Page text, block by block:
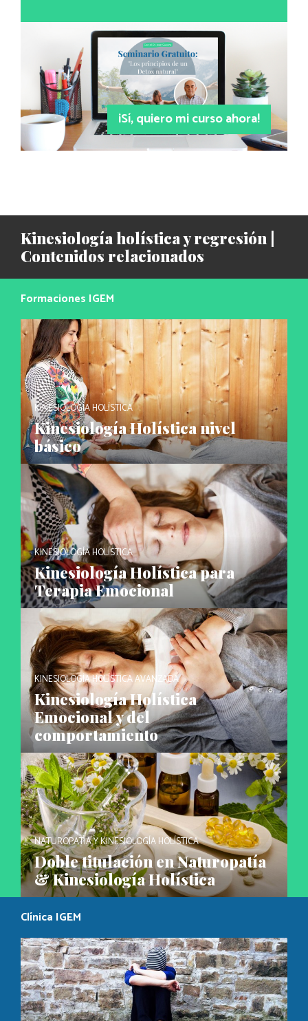
¡Sí, quiero mi curso ahora!
Kinesiología holística y regresión |
Contenidos relacionados
Formaciones IGEM
KINESIOLOGÍA HOLÍSTICA
Kinesiología Holística nivel
básico
KINESIOLOGÍA HOLÍSTICA
Kinesiología Holística para
Terapia Emocional
KINESIOLOGÍA HOLÍSTICA AVANZADA
Kinesiología Holística
Emocional y del
comportamiento
NATUROPATÍA Y KINESIOLOGÍA HOLÍSTICA
Doble titulación en Naturopatía
& Kinesiología Holística
Clínica IGEM